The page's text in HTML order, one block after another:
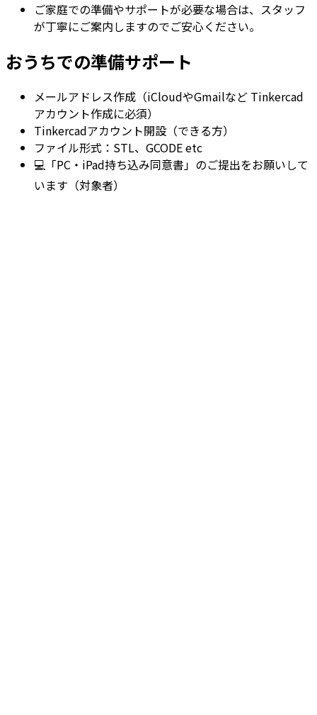
ご家庭での準備やサポートが必要な場合は、スタッフ
が丁寧にご案内しますのでご安心ください。
おうちでの準備サポート
メールアドレス作成（iCloudやGmailなど Tinkercad
アカウント作成に必須）
Tinkercadアカウント開設（できる方）
ファイル形式：STL、GCODE etc
💻「PC・iPad持ち込み同意書」のご提出をお願いして
います（対象者）